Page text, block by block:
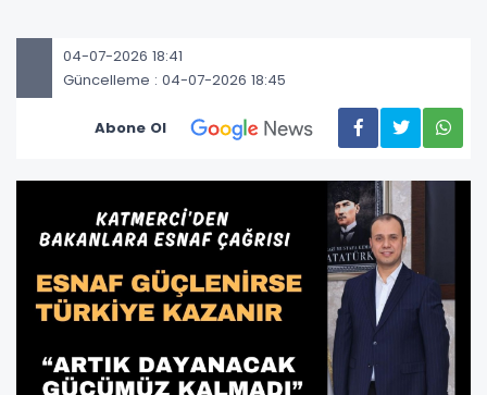
04-07-2026 18:41
Güncelleme : 04-07-2026 18:45
Abone Ol